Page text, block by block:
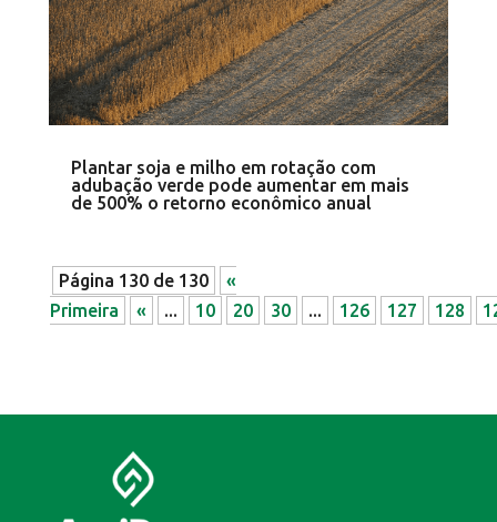
Plantar soja e milho em rotação com
adubação verde pode aumentar em mais
de 500% o retorno econômico anual
Página 130 de 130
«
Primeira
« ... 10 20 30 ... 126 127 128